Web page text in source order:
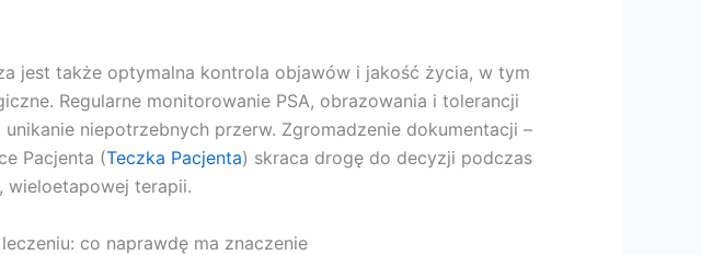
jest także optymalna kontrola objawów i jakość życia, w tym
Regularne monitorowanie PSA, obrazowania i tolerancji
niepotrzebnych przerw. Zgromadzenie dokumentacji –
Pacjenta (Teczka Pacjenta) skraca drogę do decyzji podczas
wieloetapowej terapii.
co naprawdę ma znaczenie